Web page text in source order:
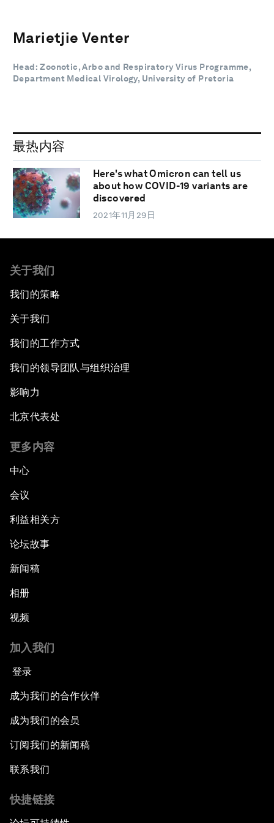
Marietjie Venter
Head: Zoonotic, Arbo and Respiratory Virus Programme,
Department Medical Virology, University of Pretoria
最热内容
Here's what Omicron can tell us
about how COVID-19 variants are
discovered
2021年11月29日
关于我们
我们的策略
关于我们
我们的工作方式
我们的领导团队与组织治理
影响力
北京代表处
更多内容
中心
会议
利益相关方
论坛故事
新闻稿
相册
视频
加入我们
登录
成为我们的合作伙伴
成为我们的会员
订阅我们的新闻稿
联系我们
快捷链接